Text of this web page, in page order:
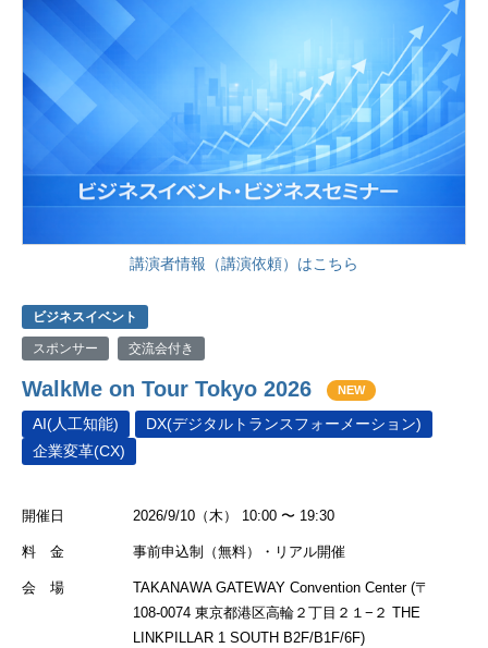
講演者情報（講演依頼）はこちら
ビジネスイベント
スポンサー 交流会付き
WalkMe on Tour Tokyo 2026 NEW
AI(人工知能)
DX(デジタルトランスフォーメーション)
企業変革(CX)
開催日 2026/9/10（木） 10:00 〜 19:30
料 金 事前申込制（無料）・リアル開催
会 場
TAKANAWA GATEWAY Convention Center (〒
108-0074 東京都港区高輪２丁目２１−２ THE
LINKPILLAR 1 SOUTH B2F/B1F/6F)